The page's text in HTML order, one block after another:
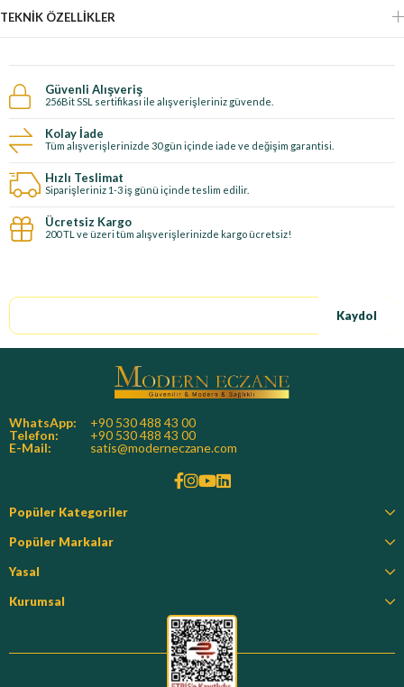
TEKNIK ÖZELLIKLER
Güvenli Alışveriş
256Bit SSL sertifikası ile alışverişleriniz güvende.
Kolay İade
Tüm alışverişlerinizde 30 gün içinde iade ve değişim garantisi.
Hızlı Teslimat
Siparişleriniz 1-3 iş günü içinde teslim edilir.
Ücretsiz Kargo
200 TL ve üzeri tüm alışverişlerinizde kargo ücretsiz!
Kaydol
WhatsApp:
+90 530 488 43 00
Telefon:
+90 530 488 43 00
E-Mail:
satis@moderneczane.com
Popüler Kategoriler
Popüler Markalar
Yasal
Kurumsal